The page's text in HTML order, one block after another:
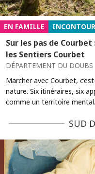
EN FAMILLE
Sur les pas de
les Sentiers Courbet
DÉPARTEMENT DU DOUBS
Marcher avec Courbet,
nature. Six itinéraires, six
comme un territoire mental.
SUD